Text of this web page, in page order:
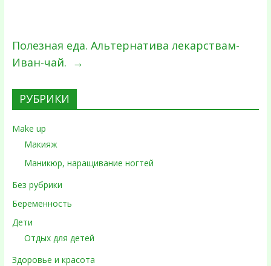
Полезная еда. Альтернатива лекарствам-
Иван-чай. →
РУБРИКИ
Make up
Макияж
Маникюр, наращивание ногтей
Без рубрики
Беременность
Дети
Отдых для детей
Здоровье и красота